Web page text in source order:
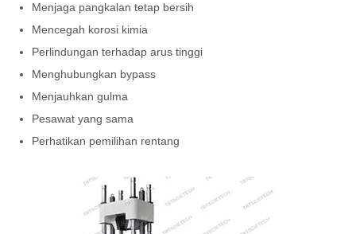
Menjaga pangkalan tetap bersih
Mencegah korosi kimia
Perlindungan terhadap arus tinggi
Menghubungkan bypass
Menjauhkan gulma
Pesawat yang sama
Perhatikan pemilihan rentang